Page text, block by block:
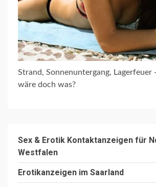
Strand, Sonnenuntergang, Lagerfeuer
wäre doch was?
Sex & Erotik Kontaktanzeigen für
Westfalen
Erotikanzeigen im Saarland